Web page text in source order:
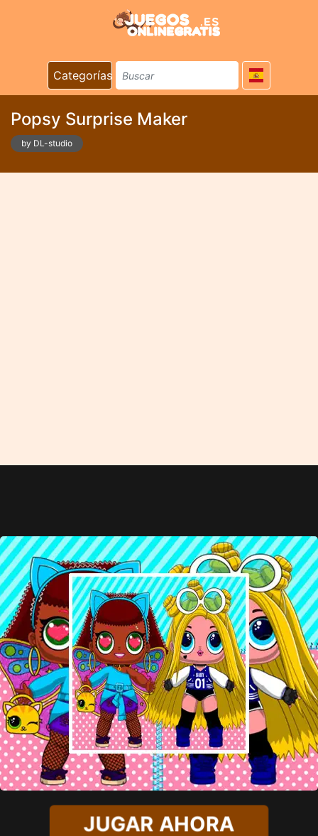
Categorías
Popsy Surprise Maker
by DL-studio
JUGAR AHORA